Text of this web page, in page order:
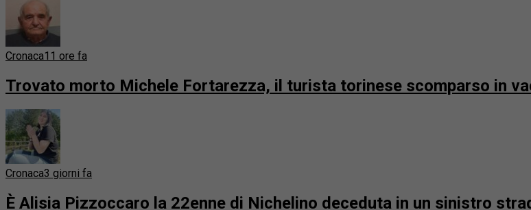
Cronaca11 ore fa
Trovato morto Michele Fortarezza, il turista torinese scomparso in
Cronaca3 giorni fa
È Alisia Pizzoccaro la 22enne di Nichelino deceduta in un sinistro